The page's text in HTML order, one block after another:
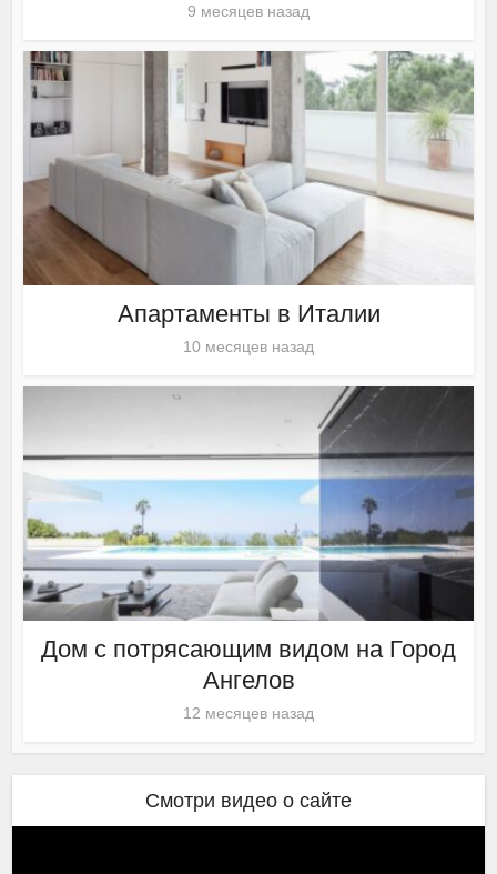
9 месяцев назад
Апартаменты в Италии
10 месяцев назад
Дом с потрясающим видом на Город
Ангелов
12 месяцев назад
Смотри видео о сайте